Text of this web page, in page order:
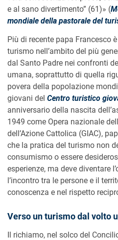
e al sano divertimento” (61)» (
mondiale della pastorale del
Più di recente papa Francesco
turismo nell’ambito del più
dal Santo Padre nei confronti
umana, soprattutto di quella
povera della popolazione
giovani del Centro turistico
anniversario della nascita
1949 come Opera nazionale
dell’Azione Cattolica (GIAC),
che la pratica del turismo non
consumismo o essere
esperienze, ma deve diventare
l’incontro tra le persone e il
conoscenza e nel rispetto
Verso un turismo dal volto
Il richiamo, nel solco del